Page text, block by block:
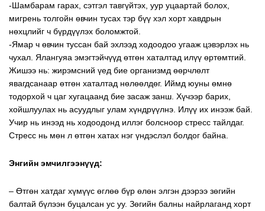
-Шамбарам гарах, сэтгэл тавгүйтэх, уур уцаартай болох,
мигрень толгойн өвчин тусах тэр бүү хэл хорт хавдрын
нөхцлийг ч бүрдүүлэх боломжтой.
-Ямар ч өвчин туссан бай эхлээд ходоодоо угааж цэвэрлэх нь
чухал. Ялангуяа эмэгтэйчүүд өтгөн хаталтад илүү өртөмтгий.
Жишээ нь: жирэмсний үед бие организмд өөрчлөлт
явагдсанаар өтгөн хаталтад нөлөөлдөг. Иймд юуны өмнө
тодорхой ч цаг хугацаанд бие засаж занш. Хүчээр барих,
хойшлуулах нь асуудлыг улам хүндрүүлнэ. Илүү их инээж бай.
Учир нь инээд нь ходоодонд иллэг болсноор стресс тайлдаг.
Стресс нь мөн л өтгөн хатах нэг үндэслэл болдог байна.
Энгийн эмчилгээнүүд:
– Өтгөн хатдаг хүмүүс өглөө бүр өлөн элгэн дээрээ зөгийн
балтай бүлээн буцалсан ус уу. Зөгийн балны найрлаганд хорт